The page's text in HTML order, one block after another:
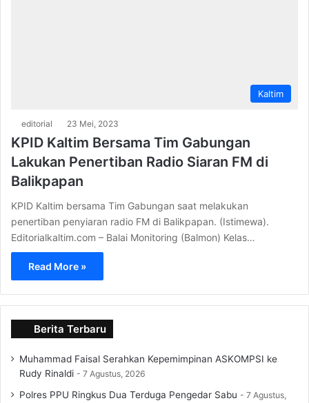
Kaltim
editorial 23 Mei, 2023
KPID Kaltim Bersama Tim Gabungan
Lakukan Penertiban Radio Siaran FM di
Balikpapan
KPID Kaltim bersama Tim Gabungan saat melakukan
penertiban penyiaran radio FM di Balikpapan. (Istimewa).
Editorialkaltim.com – Balai Monitoring (Balmon) Kelas…
Read More »
Berita Terbaru
Muhammad Faisal Serahkan Kepemimpinan ASKOMPSI ke
Rudy Rinaldi
7 Agustus, 2026
Polres PPU Ringkus Dua Terduga Pengedar Sabu
7 Agustus,